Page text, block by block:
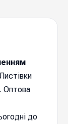
. Оптова
до